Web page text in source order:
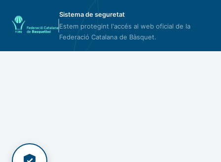
Sistema de seguretat
Estem protegint l'accés al web oficial de la
Federació Catalana de Bàsquet.